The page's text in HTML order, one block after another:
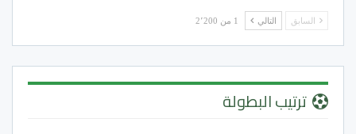
السابق التالي 1 من 2٬200
ترتيب البطولة